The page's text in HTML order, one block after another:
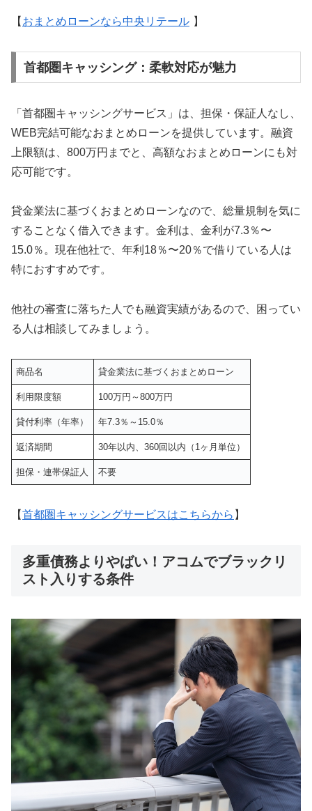
【 おまとめローンなら中央リテール 】
首都圏キャッシング：柔軟対応が魅力
「首都圏キャッシングサービス」は、担保・保証人なし、
WEB完結可能なおまとめローンを提供しています。融資
上限額は、800万円までと、高額なおまとめローンにも対
応可能です。
貸金業法に基づくおまとめローンなので、総量規制を気に
することなく借入できます。金利は、金利が7.3％〜
15.0％。現在他社で、年利18％〜20％で借りている人は
特におすすめです。
他社の審査に落ちた人でも融資実績があるので、困ってい
る人は相談してみましょう。
商品名 貸金業法に基づくおまとめローン
利用限度額 100万円～800万円
貸付利率（年率） 年7.3％～15.0％
返済期間 30年以内、360回以内（1ヶ月単位）
担保・連帯保証人 不要
【首都圏キャッシングサービスはこちらから 】
多重債務よりやばい！アコムでブラックリ
スト入りする条件